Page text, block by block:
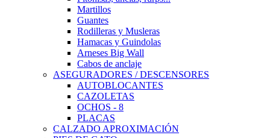
Martillos
Guantes
Rodilleras y Musleras
Hamacas y Guindolas
Arneses Big Wall
Cabos de anclaje
ASEGURADORES / DESCENSORES
AUTOBLOCANTES
CAZOLETAS
OCHOS - 8
PLACAS
CALZADO APROXIMACIÓN